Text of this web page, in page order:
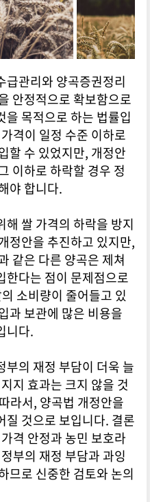
급관리와 양곡증권정리
안정적으로 확보함으로
을 목적으로 하는 법률입
격이 일정 수준 이하로
할 수 있었지만, 개정안
이하로 하락할 경우 정
야 합니다.
쌀 가격의 하락을 방지
정안을 추진하고 있지만,
같은 다른 양곡은 제쳐
한다는 점이 문제점으로
소비량이 줄어들고 있
과 보관에 많은 비용을
니다.
부의 재정 부담이 더욱 늘
지 효과는 크지 않을 것
라서, 양곡법 개정안을
질 것으로 보입니다. 결론
격 안정과 농민 보호라
부의 재정 부담과 과잉
므로 신중한 검토와 논의